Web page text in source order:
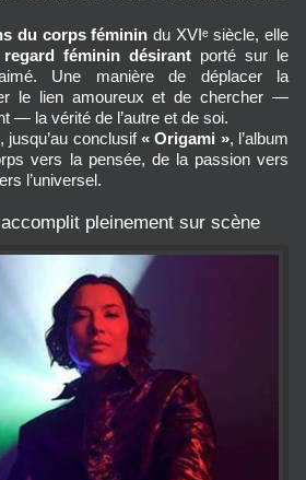
du corps féminin du XVIᵉ siècle, elle
regard féminin désirant porté sur le
Une manière de déplacer la
le lien amoureux et de chercher —
— la vérité de l’autre et de soi.
, jusqu’au conclusif « Origami », l’album
vers la pensée, de la passion vers
l’universel.
pleinement sur scène